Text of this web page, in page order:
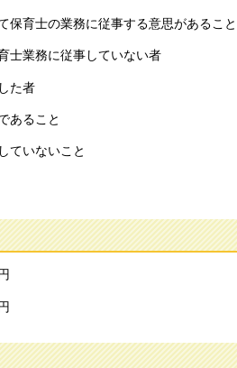
保育士の業務に従事する意思があること
士業務に従事していない者
た者
あること
ていないこと